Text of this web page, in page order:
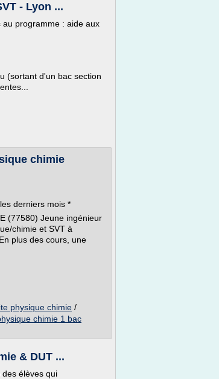
- Lyon ...
programme : aide aux
(sortant d'un bac section
chimie
derniers mois *
(77580) Jeune ingénieur
chimie et SVT à
plus des cours, une
physique chimie /
chimie 1 bac
& DUT ...
élèves qui